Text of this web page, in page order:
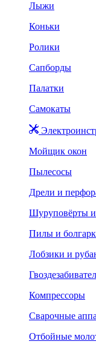
Лыжи
Коньки
Ролики
Сапборды
Палатки
Самокаты
Мойщик окон
Пылесосы
Дрели и
Шуруповёрты и
Пилы и
Лобзики и
Компрессоры
Сварочные
Отбойные